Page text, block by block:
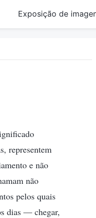
Exposição de
representem
e não
não
pelos quais
dias — chegar,